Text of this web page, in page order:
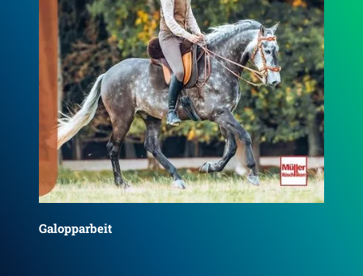
Longieren als Dialog mit dem Pferd